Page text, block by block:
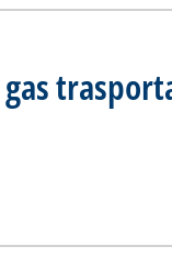
luglio 2010
del gas